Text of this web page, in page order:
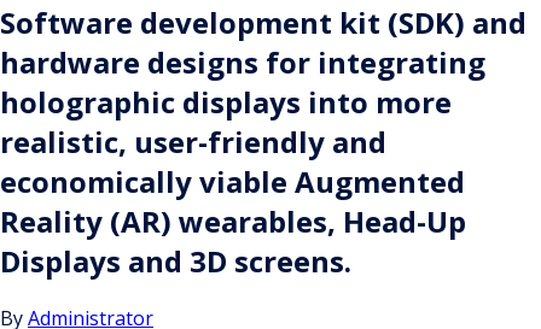
Software development kit (SDK) and
hardware designs for integrating
holographic displays into more
realistic, user-friendly and
economically viable Augmented
Reality (AR) wearables, Head-Up
Displays and 3D screens.
ByAdministrator